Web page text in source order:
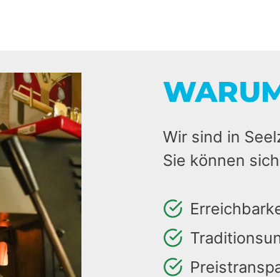
Wir sind in
Sie können